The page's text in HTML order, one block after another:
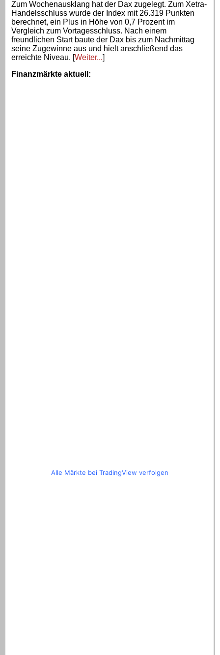
Zum Wochenausklang hat der Dax zugelegt. Zum Xetra-
Handelsschluss wurde der Index mit 26.319 Punkten
berechnet, ein Plus in Höhe von 0,7 Prozent im
Vergleich zum Vortagesschluss. Nach einem
freundlichen Start baute der Dax bis zum Nachmittag
seine Zugewinne aus und hielt anschließend das
erreichte Niveau. [Weiter...]
Finanzmärkte aktuell :
Alle Märkte bei TradingView verfolgen